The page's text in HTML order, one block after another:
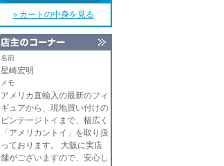
» カートの中身を見る
名前
星崎宏明
メモ
アメリカ直輸入の最新のフィ
ギュアから、現地買い付けの
ビンテージトイまで、幅広く
「アメリカントイ」を取り扱
っております。 大阪に実店
舗がございますので、安心し